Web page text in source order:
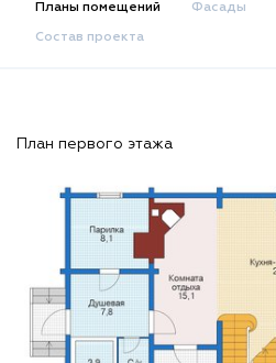
Планы помещений Фасады
Состав проекта
План первого этажа